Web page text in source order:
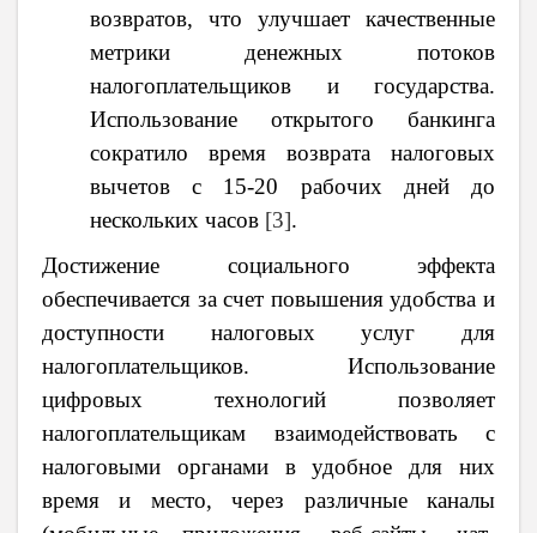
возвратов, что улучшает качественные
метрики денежных потоков
налогоплательщиков и государства.
Использование открытого банкинга
сократило время возврата налоговых
вычетов с 15-20 рабочих дней до
нескольких часов [3].
Достижение социального эффекта
обеспечивается за счет повышения удобства и
доступности налоговых услуг для
налогоплательщиков. Использование
цифровых технологий позволяет
налогоплательщикам взаимодействовать с
налоговыми органами в удобное для них
время и место, через различные каналы